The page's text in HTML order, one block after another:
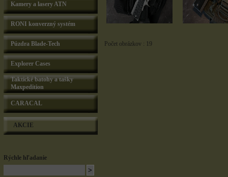
Kamery a lasery ATN
RONI konverzný systém
Púzdra Blade-Tech
Explorer Cases
Taktické batohy a tašky
Maxpedition
CARACAL
AKCIE
Rýchle hľadanie
Počet obrázkov : 19